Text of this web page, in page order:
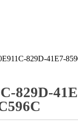
829D-41E7-
829D-